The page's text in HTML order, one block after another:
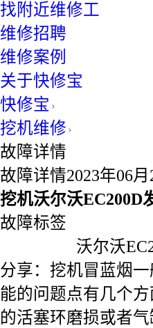
找附近维修工
维修招聘
维修案例
关于快修宝
快修宝
挖机维修
故障详情
故障详情2023年06月
挖机沃尔沃EC200D
故障标签
沃尔沃
分享： 挖机冒蓝烟
能的问题点有几个
的活塞环磨损或者